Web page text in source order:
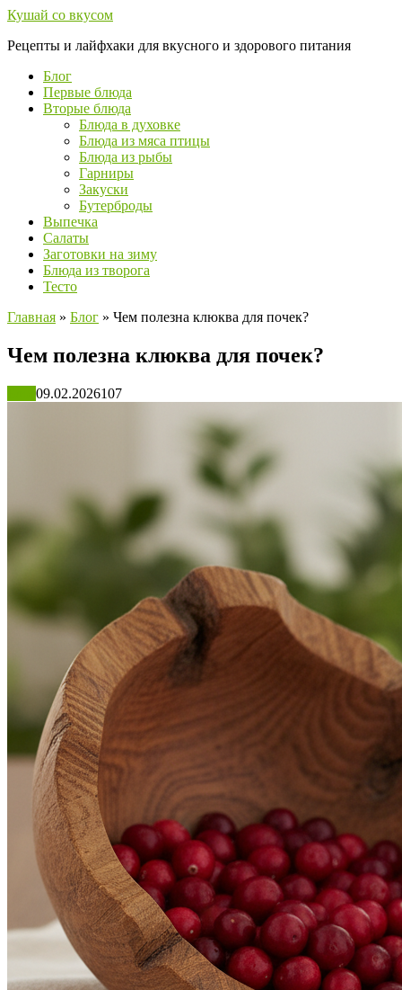
Перейти
контенту
Кушай со вкусом
Рецепты и лайфхаки для вкусного и здорового питания
Блог
Первые блюда
Вторые блюда
Блюда в духовке
Блюда из мяса птицы
Блюда из рыбы
Гарниры
Закуски
Бутерброды
Выпечка
Салаты
Заготовки на зиму
Блюда из творога
Тесто
Главная » Блог » Чем полезна клюква для почек?
Чем полезна клюква для почек?
09.02.2026107